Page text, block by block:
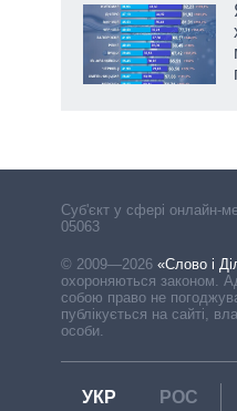
Cуб'єкт у сфері онлайн-
05063
© 2009—2026 «Слово і
охороняються законом.
собою право не
публікується на сайті,
особи.
УКР РОС